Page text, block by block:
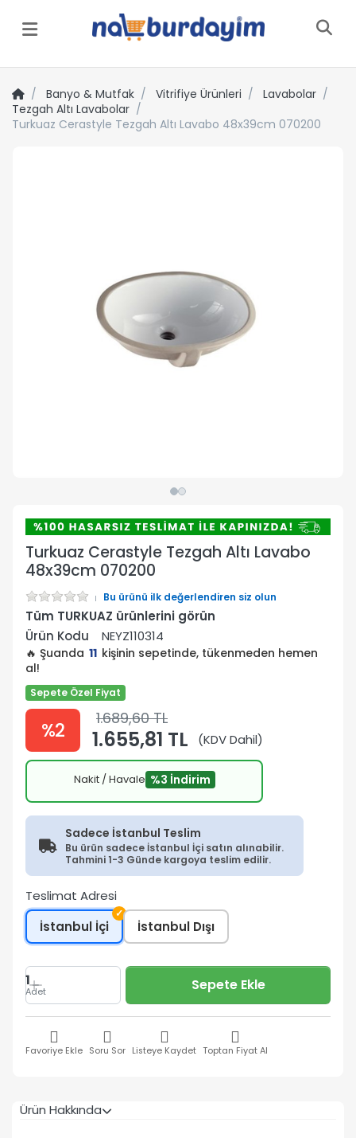
Menü
Banyo & Mutfak Vitrifiye Ürünleri
Lavabolar
Tezgah Altı Lavabolar
Turkuaz Cerastyle Tezgah Altı Lavabo 48x39cm 070200
Turkuaz Cerastyle Tezgah Altı Lavabo
48x39cm 070200
Bu ürünü ilk değerlendiren siz olun
Tüm TURKUAZ ürünlerini görün
Ürün Kodu
NEYZ110314
🔥 Şuanda 11 kişinin sepetinde, tükenmeden hemen
al!
Sepete Özel Fiyat
%2 1.689,60 TL
1.655,81 TL (KDV Dahil)
Nakit / Havale %3 İndirim
Sadece İstanbul Teslim
Bu ürün sadece İstanbul İçi satın alınabilir.
Tahmini 1-3 Günde kargoya teslim edilir.
Teslimat Adresi
İstanbul İçi
✓
İstanbul Dışı
1
Adet Sepete Ekle
Favoriye Ekle Soru Sor Listeye Kaydet Toptan Fiyat Al
Ürün Hakkında